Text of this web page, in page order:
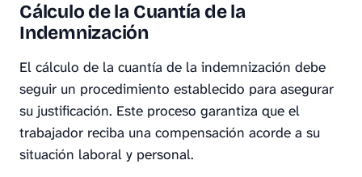
Cálculo de la Cuantía de la
Indemnización
El cálculo de la cuantía de la indemnización debe
seguir un procedimiento establecido para asegurar
su justificación. Este proceso garantiza que el
trabajador reciba una compensación acorde a su
situación laboral y personal.